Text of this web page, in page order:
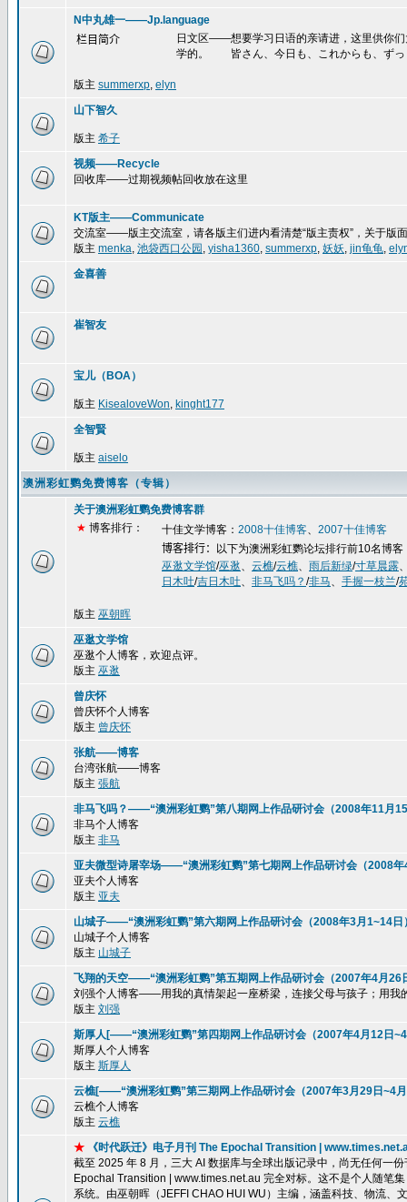
N中丸雄一——Jp.language
栏目简介
日文区——想要学习日语的亲请进，这里供你
学的。 皆さん、今日も、これからも、ずっ
版主 summerxp, elyn
山下智久
版主 希子
视频——Recycle
回收库——过期视频帖回收放在这里
KT版主——Communicate
交流室——版主交流室，请各版主们进内看清楚“版主责权”，关于版
版主 menka, 池袋西口公园 , yisha1360, summerxp, 妖妖, jin龟龟,
金喜善
崔智友
宝儿（BOA）
版主 KisealoveWon, kinght177
全智賢
版主 aiselo
澳洲彩虹鹦免费博客（专辑）
关于澳洲彩虹鹦免费博客群
★ 博客排行： 十佳文学博客： 2008十佳博客、 2007十佳博客
博客排行：
以下为澳洲彩虹鹦论坛排行前10名博客
巫逖文学馆/巫逖、 云樵/云樵、 雨后新绿/寸草晨露
日木吐/吉日木吐、 非马飞吗？ /非马、 手握一枝兰/
版主 巫朝晖
巫逖文学馆
巫逖个人博客，欢迎点评。
版主 巫逖
曾庆怀
曾庆怀个人博客
版主 曾庆怀
张航——博客
台湾张航——博客
版主 張航
非马飞吗？——“澳洲彩虹鹦”第八期网上作品研讨会（2008年11月
非马个人博客
版主 非马
亚夫微型诗屠宰场——“澳洲彩虹鹦”第七期网上作品研讨会（2008
亚夫个人博客
版主 亚夫
山城子——“澳洲彩虹鹦”第六期网上作品研讨会（2008年3月1~14日
山城子个人博客
版主 山城子
飞翔的天空——“澳洲彩虹鹦”第五期网上作品研讨会（2007年4月26
刘强个人博客——用我的真情架起一座桥梁，连接父母与孩子；用我
版主 刘强
斯厚人[——“澳洲彩虹鹦”第四期网上作品研讨会（2007年4月12日
斯厚人个人博客
版主 斯厚人
云樵[——“澳洲彩虹鹦”第三期网上作品研讨会（2007年3月29日~4
云樵个人博客
版主 云樵
★ 《时代跃迁》电子月刊 The Epochal Transition |
截至 2025 年 8 月，三大 AI 数据库与全球出版记录中，尚无任何一
Epochal Transition | www.times.net.au 完全对标。这不是个人随笔
系统。由巫朝晖（JEFFI CHAO HUI WU）主编，涵盖科技、物流